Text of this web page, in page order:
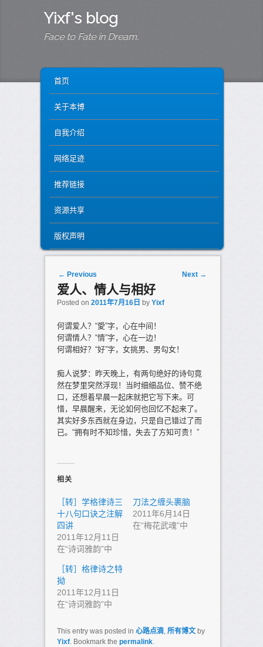
Yixf's blog
Face to Fate in Dream.
SKIP TO PRIMARY CONTENT
SKIP TO SECONDARY CONTENT
首页
关于本博
自我介绍
网络足迹
推荐链接
资源共享
版权声明
Post navigation
← Previous Next →
爱人、情人与相好
Posted on 2011年7月16日 by Yixf
何谓爱人？“愛”字，心在中间！
何谓情人？“情”字，心在一边！
何谓相好？“好”字，女挑男、男勾女！
痴人说梦：昨天晚上，有两句绝好的诗句竟
然在梦里突然浮现！当时细细品位、赞不绝
口，还想着早晨一起床就把它写下来。可
惜，早晨醒来，无论如何也回忆不起来了。
其实好多东西就在身边，只是自己错过了而
已。“拥有时不知珍惜，失去了方知可贵！”
相关
［转］学格律诗三
十八句口诀之注解
四讲
2011年12月11日
在“诗词雅韵”中
刀法之缠头裹脑
2011年6月14日
在“梅花武魂”中
［转］格律诗之特
拗
2011年12月11日
在“诗词雅韵”中
This entry was posted in 心路点滴, 所有博文by
Yixf. Bookmark the permalink.